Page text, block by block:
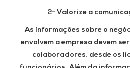
2- Valorize a
As informações sobre o
envolvem a empresa devem
colaboradores, desde os